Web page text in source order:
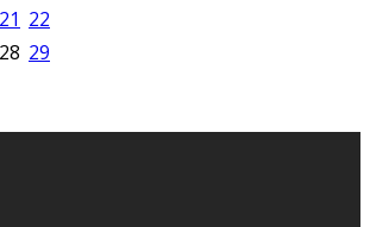
21 22
28 29